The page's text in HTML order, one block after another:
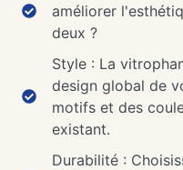
améliorer
deux ?
Style : La
design global de
motifs et des
existant.
Durabilité :